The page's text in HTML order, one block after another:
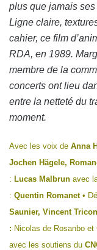
plus que jamais
Ligne claire,
cahier, ce film
RDA, en 1989.
membre de la
concerts ont lieu
entre la netteté du
moment.
Avec les voix de Anna
Jochen Hägele,
: Lucas Malbrun avec
: Quentin Romanet•
Saunier, Vincent Tricon
: Nicolas de Rosanbo
avec les soutiens du